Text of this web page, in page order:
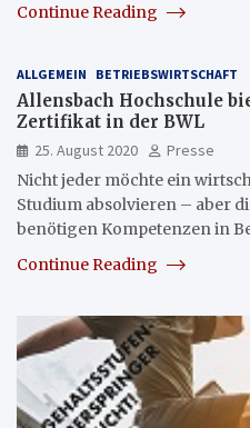
Continue Reading
ALLGEMEIN BETRIEBSWIRTSCHAFT
Allensbach Hochschule
Zertifikat in der BWL
25. August 2020
Presse
Nicht jeder möchte ein
Studium absolvieren – aber
benötigen Kompetenzen in
Continue Reading